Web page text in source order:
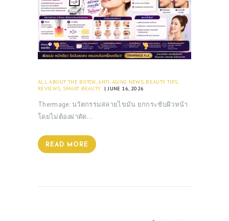
ALL ABOUT THE BOTOX,ANTI-AGING NEWS, BEAUTY TIPS,
REVIEWS, SMART BEAUTY JUNE 16, 2026
Thermage: นวัตกรรมสลายไขมัน ยกกระชับผิวหน้า
โดยไม่ต้องผ่าตัด…
READ MORE